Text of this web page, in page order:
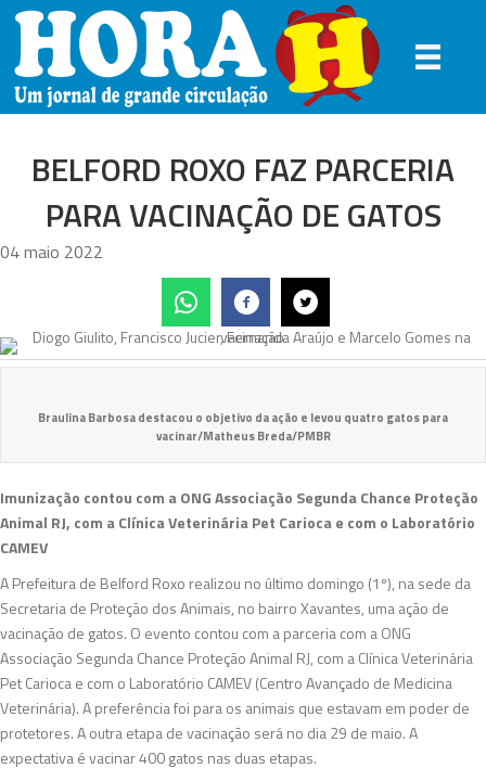
BELFORD ROXO FAZ PARCERIA
PARA VACINAÇÃO DE GATOS
04 maio 2022
Braulina Barbosa destacou o objetivo da ação e levou quatro gatos para
vacinar/Matheus Breda/PMBR
Imunização contou com a ONG Associação Segunda Chance Proteção
Animal RJ, com a Clínica Veterinária Pet Carioca e com o Laboratório
CAMEV
A Prefeitura de Belford Roxo realizou no último domingo (1º), na sede da
Secretaria de Proteção dos Animais, no bairro Xavantes, uma ação de
vacinação de gatos. O evento contou com a parceria com a ONG
Associação Segunda Chance Proteção Animal RJ, com a Clínica Veterinária
Pet Carioca e com o Laboratório CAMEV (Centro Avançado de Medicina
Veterinária). A preferência foi para os animais que estavam em poder de
protetores. A outra etapa de vacinação será no dia 29 de maio. A
expectativa é vacinar 400 gatos nas duas etapas.